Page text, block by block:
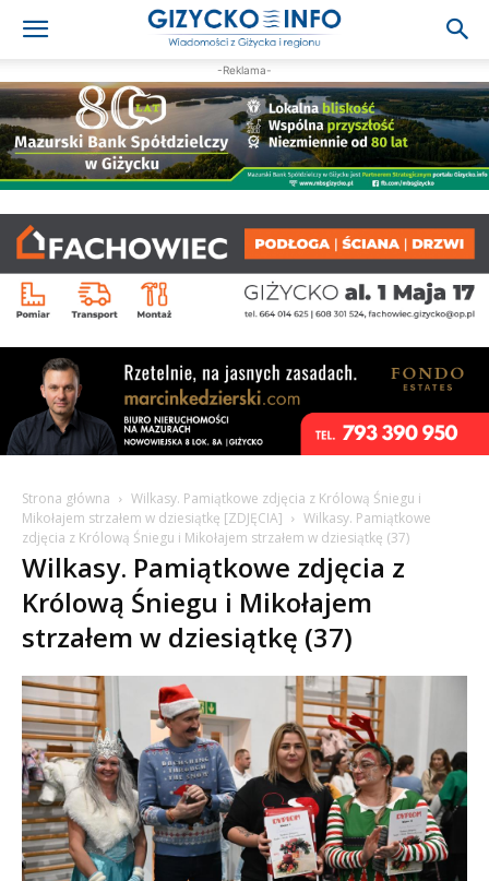
-Reklama-
Strona główna
Wilkasy. Pamiątkowe zdjęcia z Królową Śniegu i
Mikołajem strzałem w dziesiątkę [ZDJĘCIA]
Wilkasy. Pamiątkowe
zdjęcia z Królową Śniegu i Mikołajem strzałem w dziesiątkę (37)
Wilkasy. Pamiątkowe zdjęcia z
Królową Śniegu i Mikołajem
strzałem w dziesiątkę (37)